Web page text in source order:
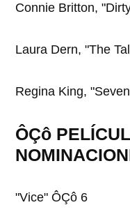
Connie Britton,
Laura Dern, "The
Regina King,
ÔÇô
"Vice" ÔÇô 6